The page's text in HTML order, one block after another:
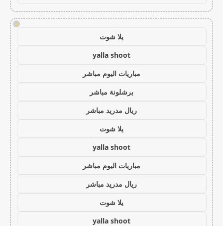
!
يلا شوت
yalla shoot
مباريات اليوم مباشر
برشلونة مباشر
ريال مدريد مباشر
يلا شوت
yalla shoot
مباريات اليوم مباشر
ريال مدريد مباشر
يلا شوت
yalla shoot